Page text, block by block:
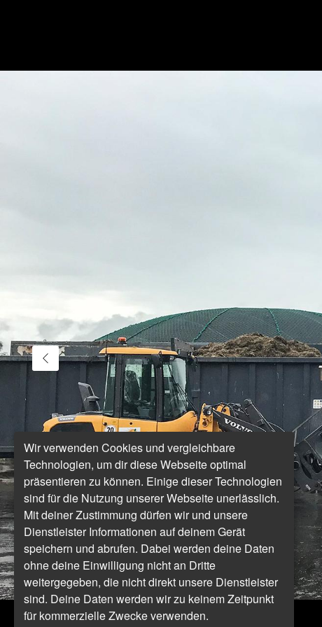
Wir verwenden Cookies und vergleichbare
Technologien, um dir diese Webseite optimal
präsentieren zu können. Einige dieser Technologien
sind für die Nutzung unserer Webseite unerlässlich.
Mit deiner Zustimmung dürfen wir und unsere
Dienstleister Informationen auf deinem Gerät
speichern und abrufen. Dabei werden deine Daten
ohne deine Einwilligung nicht an Dritte
weitergegeben, die nicht direkt unsere Dienstleister
sind. Deine Daten werden wir zu keinem Zeitpunkt
für kommerzielle Zwecke verwenden.